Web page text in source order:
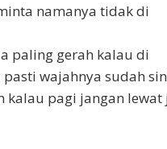
namanya tidak di
paling gerah kalau di
wajahnya sudah
kalau pagi jangan lewat